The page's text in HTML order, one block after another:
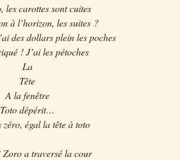
les carottes sont cuites
à l’horizon, les suites ?
des dollars plein les poches
! J’ai les pétoches
La
Tête
A la fenêtre
Toto dépérit…
zéro, égal la tête à toto
Zoro a traversé la cour